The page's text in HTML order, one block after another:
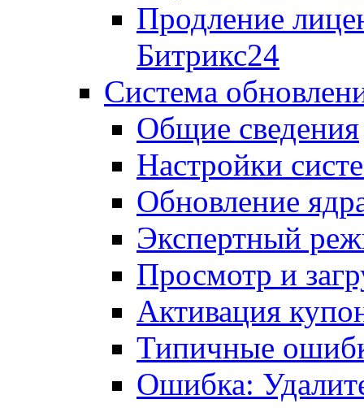
Продление
Битрикс24
Система
Общие сведения
Настройки
Обновление
Экспертный
Просмотр и
Активация
Типичные
Ошибка: